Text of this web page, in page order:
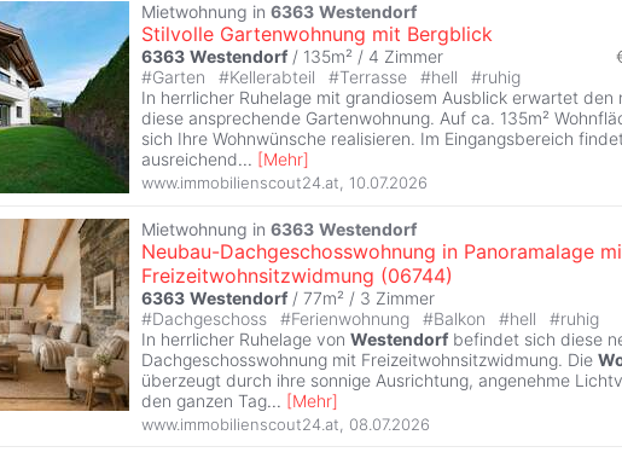
Mietwohnung in 6363 Westendorf
Stilvolle Gartenwohnung mit Bergblick
6363 Westendorf / 135m² / 4 Zimmer
#Garten #Kellerabteil #Terrasse #hell #ruhig
In herrlicher Ruhelage mit grandiosem Ausblick erwartet den
diese ansprechende Gartenwohnung. Auf ca. 135m²
sich Ihre Wohnwünsche realisieren. Im Eingangsbereich
ausreichend... [Mehr]
www.immobilienscout24.at 10.07.2026
Mietwohnung in 6363 Westendorf
Neubau-Dachgeschosswohnung in Panoramalage
Freizeitwohnsitzwidmung (06744)
6363 Westendorf / 77m² / 3 Zimmer
#Dachgeschoss #Ferienwohnung #Balkon #hell #ruhig
In herrlicher Ruhelage von Westendorf befindet sich diese
Dachgeschosswohnung mit Freizeitwohnsitzwidmung. Die
überzeugt durch ihre sonnige Ausrichtung, angenehme
den ganzen Tag... [Mehr]
www.immobilienscout24.at 08.07.2026